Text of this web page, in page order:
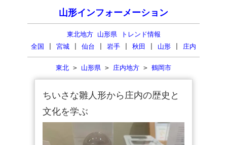
山形インフォーメーション
東北地方 山形県 トレンド情報
全国
宮城 仙台 岩手 秋田 山形 庄内
東北 > 山形県 > 庄内地方 > 鶴岡市
ちいさな雛人形から庄内の歴史と
文化を学ぶ